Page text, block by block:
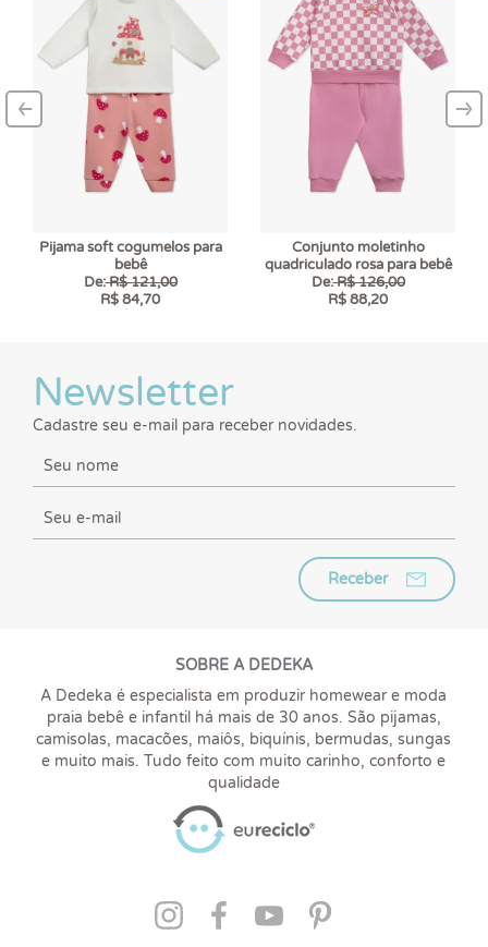
Pijama soft cogumelos para
bebê
De:R$ 121,00
R$ 84,70
Conjunto moletinho
quadriculado rosa para bebê
De:R$ 126,00
R$ 88,20
–
‹ –
›
Newsletter
Cadastre seu e-mail para receber novidades.
Receber
SOBRE A DEDEKA
A Dedeka é especialista em produzir homewear e moda
praia bebê e infantil há mais de 30 anos. São pijamas,
camisolas, macacões, maiôs, biquínis, bermudas, sungas
e muito mais. Tudo feito com muito carinho, conforto e
qualidade